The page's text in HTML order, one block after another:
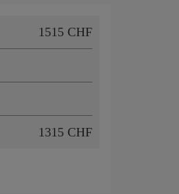
1515 CHF
1315 CHF